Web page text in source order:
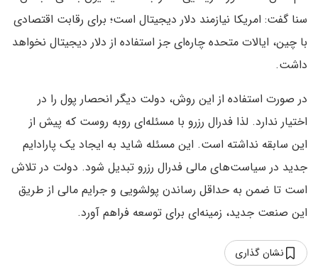
سنا گفت: امریکا نیازمند دلار دیجیتال است؛ برای رقابت اقتصادی
با چین، ایالات متحده چاره‌ای جز استفاده از دلار دیجیتال نخواهد
داشت.
در صورت استفاده از این روش، دولت دیگر انحصار پول را در
اختیار ندارد. لذا فدرال رزرو با مسئله‌ای روبه روست که پیش از
این سابقه نداشته است. این مسئله شاید به ایجاد یک پارادایم
جدید در سیاست‌های مالی فدرال رزرو تبدیل شود. دولت در تلاش
است تا ضمن به حداقل رساندن پولشویی و جرایم مالی از طریق
این صنعت جدید، زمینه‌ای برای توسعه فراهم آورد.
نشان گذاری